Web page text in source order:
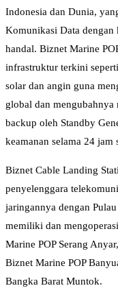
Indonesia dan Dunia,
Komunikasi Data dengan
handal. Biznet Marine
infrastruktur terkini
solar dan angin guna
global dan
backup oleh Standby
keamanan selama 24 jam
Biznet Cable Landing
penyelenggara
jaringannya dengan
memiliki dan
Marine POP Serang
Biznet Marine POP
Bangka Barat Muntok.